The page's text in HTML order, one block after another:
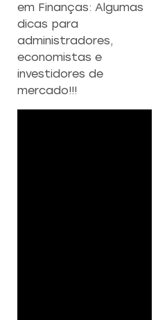
em Finanças: Algumas
dicas para
administradores,
economistas e
investidores de
mercado!!!